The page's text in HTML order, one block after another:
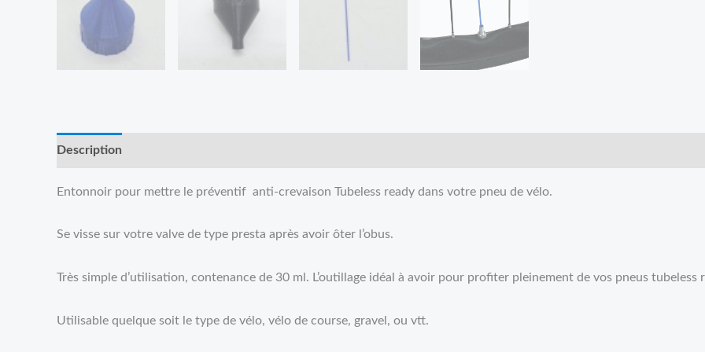
Description
Entonnoir pour mettre le préventif anti-crevaison Tubeless ready dans votre pneu de vélo.
Se visse sur votre valve de type presta après avoir ôter l’obus.
Très simple d’utilisation, contenance de 30 ml. L’outillage idéal à avoir pour profiter pleinement de vos pneus tubeless
Utilisable quelque soit le type de vélo, vélo de course, gravel, ou vtt.